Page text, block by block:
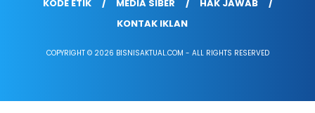
KODE ETIK
MEDIA SIBER
HAK JAWAB
KONTAK IKLAN
COPYRIGHT © 2026 BISNISAKTUAL.COM - ALL RIGHTS RESERVED